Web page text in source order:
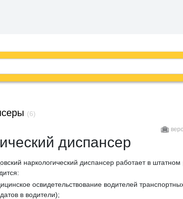
(6)
диспансер
наркологический диспансер работает в
освидетельствование водителей
в водители);